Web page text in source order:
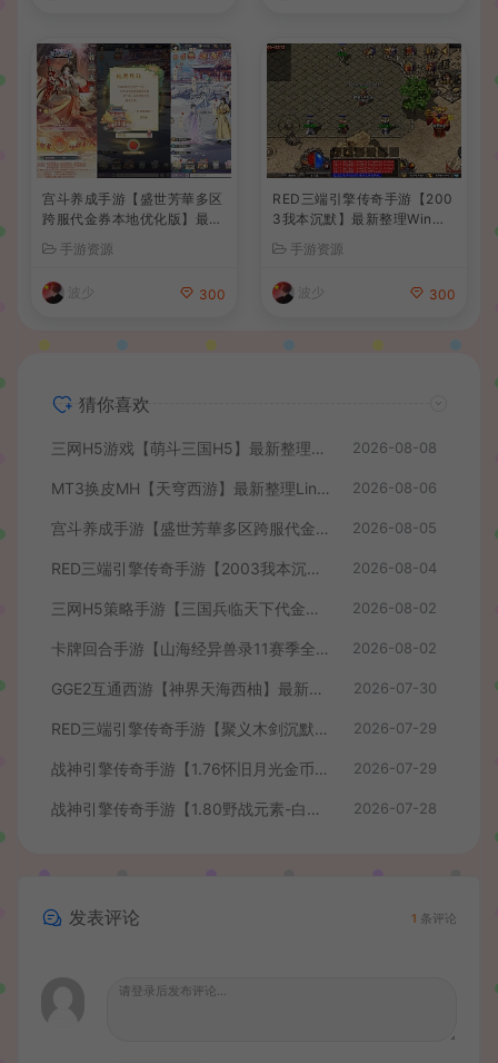
宫斗养成手游【盛世芳華多区
跨服代金券本地优化版】最新
手工服务端+CDK授权后台
+安卓+详细搭建教程
手游资源
波少 300
RED三端引擎传奇手游【200
3我本沉默】最新整理Win系
细搭建教程
手游资源
波少 300
猜你喜欢
三网H5游戏【萌斗三国H5】最新整理WIN系服务端+GM后台+详细搭建教程 2026-08-08
MT3换皮MH【天穹西游】最新整理Linux手工服务端+安卓苹果双端+GM后台+详细搭建教程+全套源码+视频教程 2026-08-06
宫斗养成手游【盛世芳華多区跨服代金券本地优化版】最新整理单机一键即玩端+Linux手工服务端+CDK授权后台+安卓+详细搭建教程 2026-08-05
RED三端引擎传奇手游【2003我本沉默】最新整理Win系服务端+安卓苹果PC三端+详细搭建教程 2026-08-04
三网H5策略手游【三国兵临天下代金券内购七合修复版】最新整理单机一键即玩镜像端+Linux手工服务端+管理后台+GM授权后台+简易安卓客户端+详细搭建教程+视频教程 2026-08-02
卡牌回合手游【山海经异兽录11赛季全人物代金券内购版】最新整理WIN系服务端+授权GM后台+管理后台+热更修改工具+安卓+详细搭建教程 2026-08-02
GGE2互通西游【神界天海西柚】最新整理Win系服务端+安卓苹果PC三端+内置GM工具+全套源码+详细搭建教程+视频教程 2026-07-30
RED三端引擎传奇手游【聚义木剑沉默高仿嘟嘟沉默】最新整理Win系服务端+安卓苹果PC三端+详细搭建教程 2026-07-29
战神引擎传奇手游【1.76怀旧月光金币版】最新整理Win系复古服务端+安卓苹果双端+GM授权物品后台+详细搭建教程 2026-07-29
战神引擎传奇手游【1.80野战元素-白猪7.2免授权】最新整理Win系特色服务端+安卓+GM授权物品后台+详细搭建教程 2026-07-28
发表评论 1 条评论